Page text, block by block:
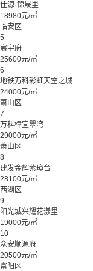
佳源·锦晟里
18980元/㎡
临安区
5
宸宇府
25600元/㎡
6
地铁万科彩虹天空之城
24000元/㎡
萧山区
7
万科樟宜翠湾
29000元/㎡
萧山区
8
建发金辉紫璋台
28100元/㎡
西湖区
9
阳光城兴耀花漾里
19000元/㎡
10
众安顺源府
20500元/㎡
富阳区